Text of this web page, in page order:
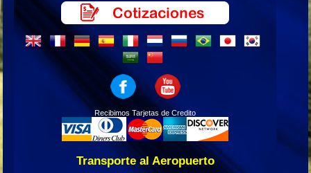
Recibimos Tarjetas de Credito
Transporte al Aeropuerto